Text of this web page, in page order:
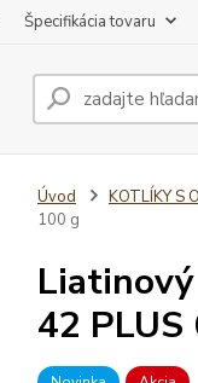
Špecifikácia tovaru
Úvod KOTLÍKY S
100 g
42